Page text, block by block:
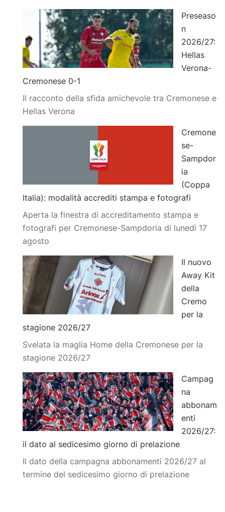
Preseaso
n
2026/27:
Hellas
Verona-
Cremonese 0-1
Il racconto della sfida amichevole tra Cremonese e
Hellas Verona
Cremone
se-
Sampdor
ia
(Coppa
Italia): modalità accrediti stampa e fotografi
Aperta la finestra di accreditamento stampa e
fotografi per Cremonese-Sampdoria di lunedì 17
agosto
Il nuovo
Away Kit
della
Cremo
per la
stagione 2026/27
Svelata la maglia Home della Cremonese per la
stagione 2026/27
Campag
na
abbonam
enti
2026/27:
il dato al sedicesimo giorno di prelazione
Il dato della campagna abbonamenti 2026/27 al
termine del sedicesimo giorno di prelazione